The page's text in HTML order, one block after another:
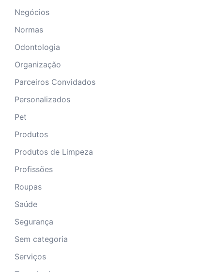
Negócios
Normas
Odontologia
Organização
Parceiros Convidados
Personalizados
Pet
Produtos
Produtos de Limpeza
Profissões
Roupas
Saúde
Segurança
Sem categoria
Serviços